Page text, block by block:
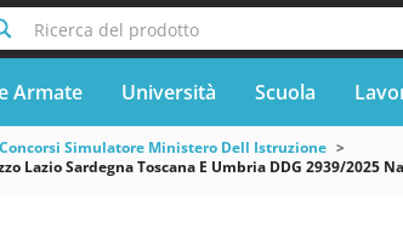
Ricerca del prodotto
Armate Università Scuola
Concorsi Simulatore Ministero Dell Istruzione
Lazio Sardegna Toscana E Umbria DDG 2939/